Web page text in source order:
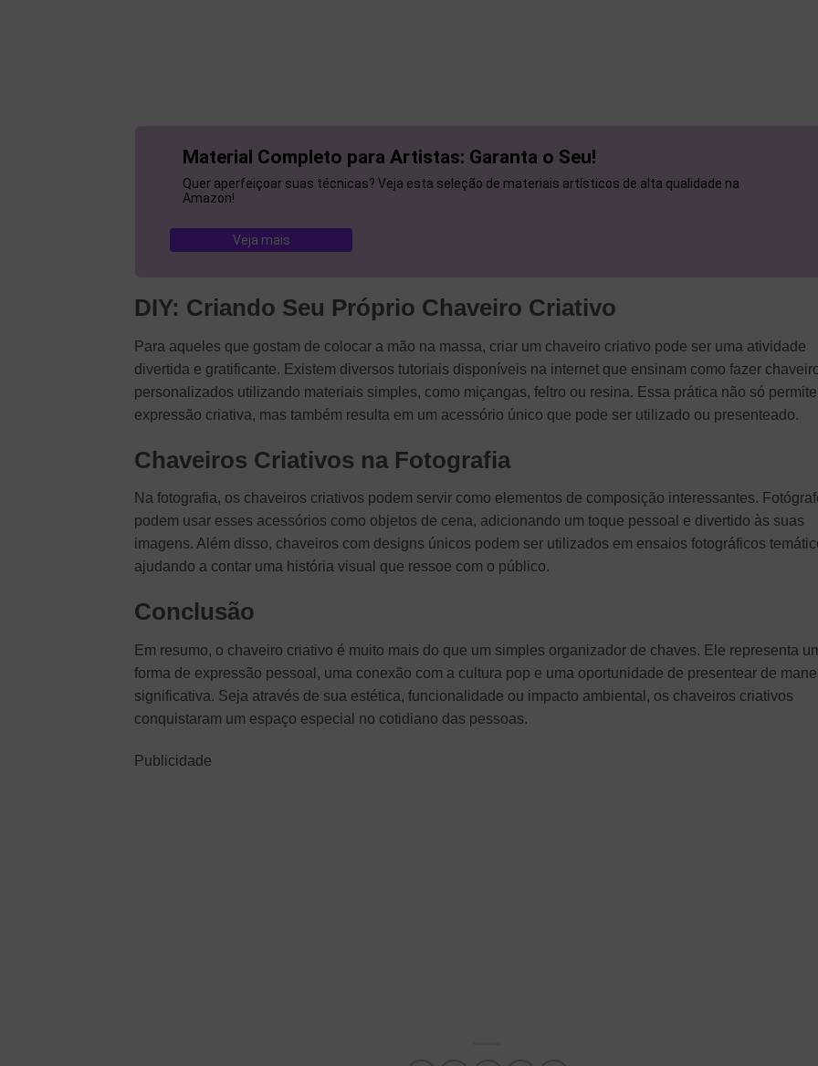
Material Completo para Artistas: Garanta o Seu!
Quer aperfeiçoar suas técnicas? Veja esta seleção de materiais artísticos de alta qualidade na
Amazon!
Veja mais
DIY: Criando Seu Próprio Chaveiro Criativo
Para aqueles que gostam de colocar a mão na massa, criar um chaveiro criativo pode ser uma atividade
divertida e gratificante. Existem diversos tutoriais disponíveis na internet que ensinam como fazer
personalizados utilizando materiais simples, como miçangas, feltro ou resina. Essa prática não só
expressão criativa, mas também resulta em um acessório único que pode ser utilizado ou presenteado.
Chaveiros Criativos na Fotografia
Na fotografia, os chaveiros criativos podem servir como elementos de composição interessantes.
podem usar esses acessórios como objetos de cena, adicionando um toque pessoal e divertido às suas
imagens. Além disso, chaveiros com designs únicos podem ser utilizados em ensaios fotográficos
ajudando a contar uma história visual que ressoe com o público.
Conclusão
Em resumo, o chaveiro criativo é muito mais do que um simples organizador de chaves. Ele representa
forma de expressão pessoal, uma conexão com a cultura pop e uma oportunidade de presentear de
significativa. Seja através de sua estética, funcionalidade ou impacto ambiental, os chaveiros criativos
conquistaram um espaço especial no cotidiano das pessoas.
Publicidade